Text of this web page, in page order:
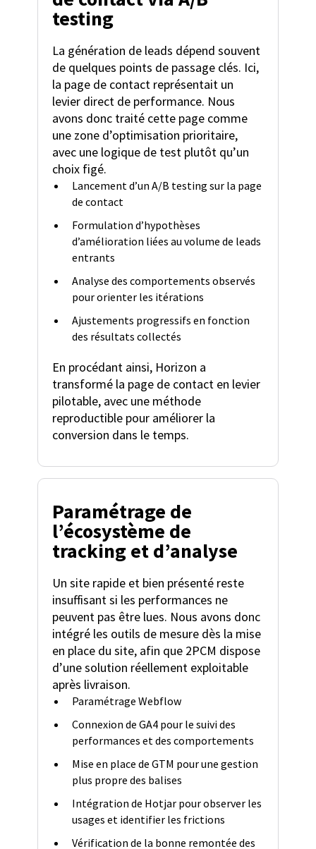
testing
La génération de leads dépend souvent
de quelques points de passage clés. Ici,
la page de contact représentait un
levier direct de performance. Nous
avons donc traité cette page comme
une zone d’optimisation prioritaire,
avec une logique de test plutôt qu’un
choix figé.
Lancement d’un A/B testing sur la page
de contact
Formulation d’hypothèses
d’amélioration liées au volume de leads
entrants
Analyse des comportements observés
pour orienter les itérations
Ajustements progressifs en fonction
des résultats collectés
En procédant ainsi, Horizon a
transformé la page de contact en levier
pilotable, avec une méthode
reproductible pour améliorer la
conversion dans le temps.
Paramétrage de
l’écosystème de
tracking et d’analyse
Un site rapide et bien présenté reste
insuffisant si les performances ne
peuvent pas être lues. Nous avons donc
intégré les outils de mesure dès la mise
en place du site, afin que 2PCM dispose
d’une solution réellement exploitable
après livraison.
Paramétrage Webflow
Connexion de GA4 pour le suivi des
performances et des comportements
Mise en place de GTM pour une gestion
plus propre des balises
Intégration de Hotjar pour observer les
usages et identifier les frictions
Vérification de la bonne remontée des